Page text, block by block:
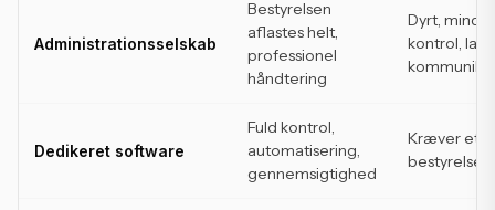
Administrationsselskab
Bestyrelsen
aflastes helt,
professionel
håndtering
Dyrt, mindre
kontrol,
Dedikeret software
Fuld kontrol,
automatisering,
gennemsigtighed
Kræver et